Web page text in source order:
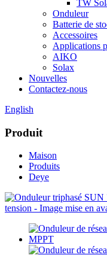
TW
Onduleur
Batterie de
Accessoires
Applications
AIKO
Solax
Nouvelles
Contactez-nous
English
Produit
Maison
Produits
Deye